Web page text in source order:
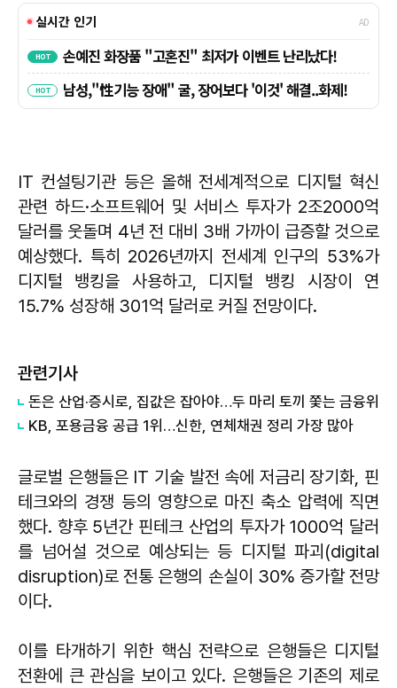
IT 컨설팅기관 등은 올해 전세계적으로 디지털 혁신
관련 하드·소프트웨어 및 서비스 투자가 2조2000억
달러를 웃돌며 4년 전 대비 3배 가까이 급증할 것으로
예상했다. 특히 2026년까지 전세계 인구의 53%가
디지털 뱅킹을 사용하고, 디지털 뱅킹 시장이 연
15.7% 성장해 301억 달러로 커질 전망이다.
관련기사
돈은 산업·증시로, 집값은 잡아야…두 마리 토끼 쫓는 금융위
KB, 포용금융 공급 1위…신한, 연체채권 정리 가장 많아
글로벌 은행들은 IT 기술 발전 속에 저금리 장기화, 핀
테크와의 경쟁 등의 영향으로 마진 축소 압력에 직면
했다. 향후 5년간 핀테크 산업의 투자가 1000억 달러
를 넘어설 것으로 예상되는 등 디지털 파괴(digital
disruption)로 전통 은행의 손실이 30% 증가할 전망
이다.
이를 타개하기 위한 핵심 전략으로 은행들은 디지털
전환에 큰 관심을 보이고 있다. 은행들은 기존의 제로